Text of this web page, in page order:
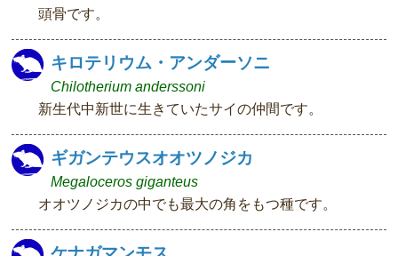
頭骨です。
キロテリウム・アンダーソニ
Chilotherium anderssoni
新生代中新世に生きていたサイの仲間です。
ギガンテウスオオツノジカ
Megaloceros giganteus
オオツノジカの中でも最大の角をもつ種です。
ケナガマンモス